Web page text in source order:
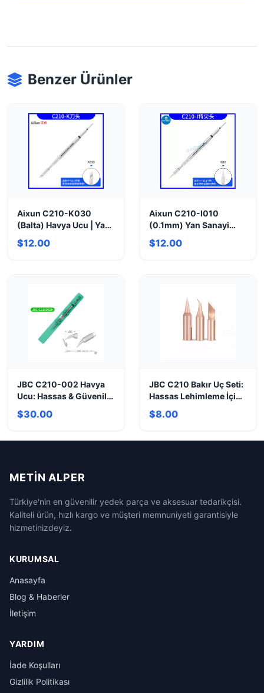
Benzer Ürünler
Aixun C210-K030
(Balta) Havya Ucu | Yan
Sanayi Seçeneği
$12.00
Aixun C210-I010
(0.1mm) Yan Sanayi
Havya Ucu | Hassas
Lehim
$12.00
JBC C210-002 Havya
Ucu: Hassas & Güvenilir
Lehimleme
$30.00
JBC C210 Bakır Uç Seti:
Hassas Lehimleme İçin
Mükemmel Seçim
$8.00
METIN ALPER
Türkiye'nin en güvenilir yedek parça ve aksesuar tedarikçisi.
Kaliteli ürün, hızlı kargo ve müşteri memnuniyeti garantisiyle
hizmetinizdeyiz.
KURUMSAL
Anasayfa
Blog & Haberler
İletişim
YARDIM
İade Koşulları
Gizlilik Politikası